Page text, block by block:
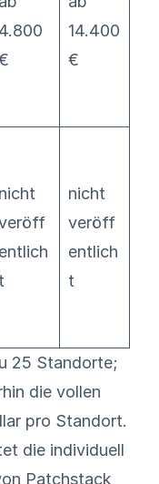
4.800
14.400
€
nicht
entlich
t
nicht
veröff
entlich
t
25 Standorte;
die vollen
pro Standort.
die individuell
Patchstack